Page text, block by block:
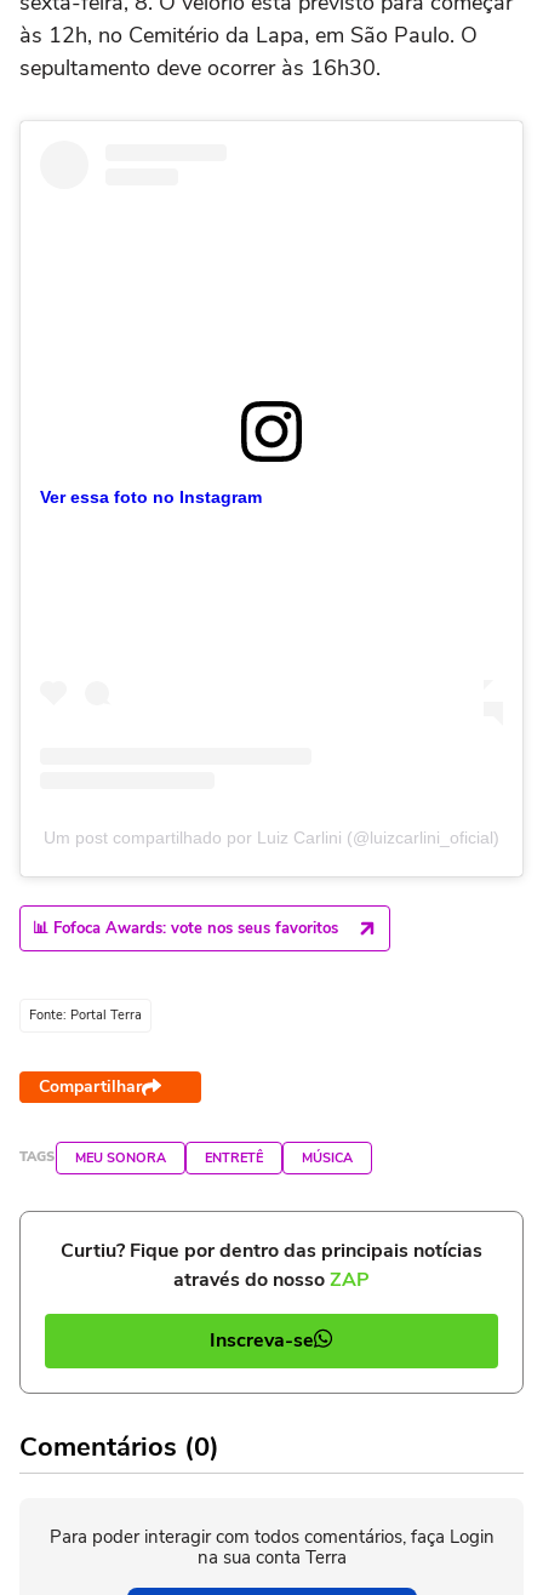
às 12h, no Cemitério da Lapa, em São Paulo. O
sepultamento deve ocorrer às 16h30.
Ver essa foto no Instagram
Um post compartilhado por Luiz Carlini (@luizcarlini_oficial)
📊 Fofoca Awards: vote nos seus favoritos
Fonte: Portal Terra
Compartilhar
TAGS MEU SONORA ENTRETÊ MÚSICA
Curtiu? Fique por dentro das principais notícias
através do nossoZAP
Inscreva-se
Comentários (0)
Para poder interagir com todos comentários, faça Login
na sua conta Terra